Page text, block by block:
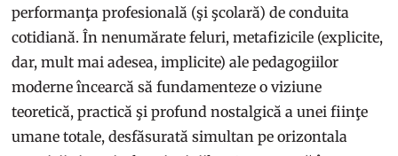
performanţa profesională (şi şcolară) de conduita
cotidiană. În nenumărate feluri, metafizicile (explicite,
dar, mult mai adesea, implicite) ale pedagogiilor
moderne încearcă să fundamenteze o viziune
teoretică, practică şi profund nostalgică a unei fiinţe
umane totale, desfăsurată simultan pe orizontala